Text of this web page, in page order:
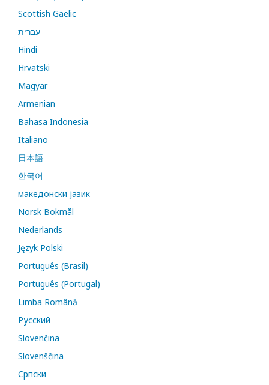
Scottish Gaelic
עברית
Hindi
Hrvatski
Magyar
Armenian
Bahasa Indonesia
Italiano
日本語
한국어
македонски јазик
Norsk Bokmål
Nederlands
Język Polski
Português (Brasil)
Português (Portugal)
Limba Română
Русский
Slovenčina
Slovenščina
Cрпски